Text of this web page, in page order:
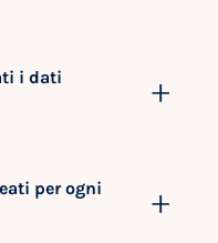
i dati
per ogni